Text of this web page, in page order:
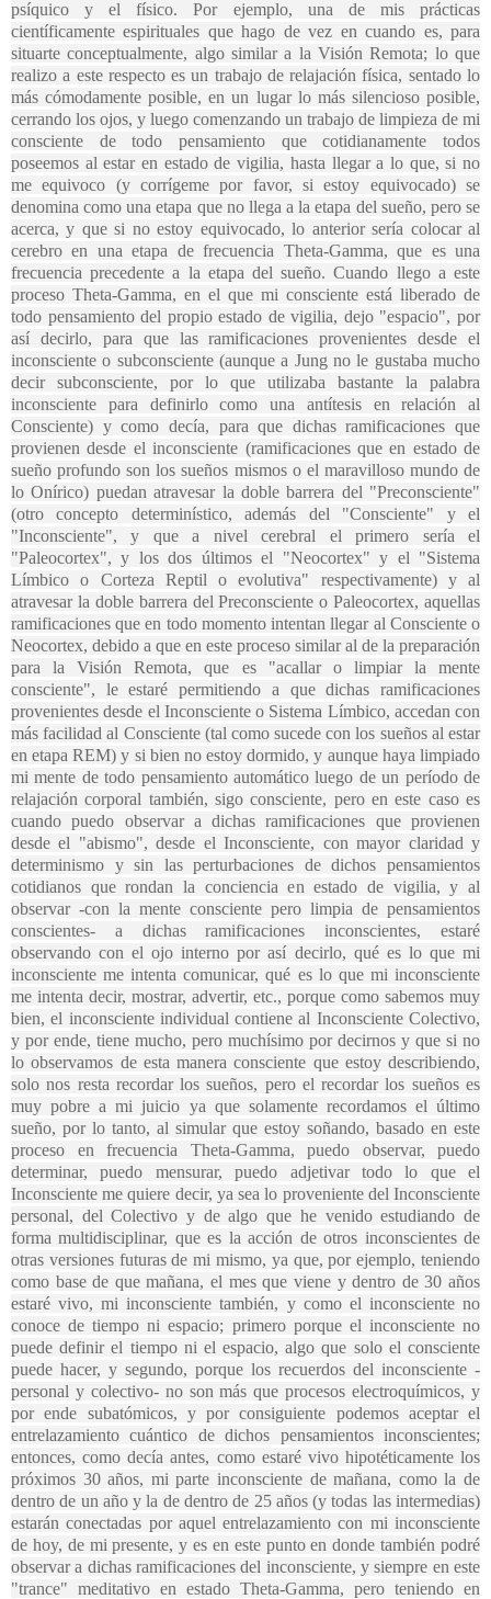
psíquico y el físico. Por ejemplo, una de mis prácticas
científicamente espirituales que hago de vez en cuando es, para
situarte conceptualmente, algo similar a la Visión Remota; lo que
realizo a este respecto es un trabajo de relajación física, sentado lo
más cómodamente posible, en un lugar lo más silencioso posible,
cerrando los ojos, y luego comenzando un trabajo de limpieza de mi
consciente de todo pensamiento que cotidianamente todos
poseemos al estar en estado de vigilia, hasta llegar a lo que, si no
me equivoco (y corrígeme por favor, si estoy equivocado) se
denomina como una etapa que no llega a la etapa del sueño, pero se
acerca, y que si no estoy equivocado, lo anterior sería colocar al
cerebro en una etapa de frecuencia Theta-Gamma, que es una
frecuencia precedente a la etapa del sueño. Cuando llego a este
proceso Theta-Gamma, en el que mi consciente está liberado de
todo pensamiento del propio estado de vigilia, dejo "espacio", por
así decirlo, para que las ramificaciones provenientes desde el
inconsciente o subconsciente (aunque a Jung no le gustaba mucho
decir subconsciente, por lo que utilizaba bastante la palabra
inconsciente para definirlo como una antítesis en relación al
Consciente) y como decía, para que dichas ramificaciones que
provienen desde el inconsciente (ramificaciones que en estado de
sueño profundo son los sueños mismos o el maravilloso mundo de
lo Onírico) puedan atravesar la doble barrera del "Preconsciente"
(otro concepto determinístico, además del "Consciente" y el
"Inconsciente", y que a nivel cerebral el primero sería el
"Paleocortex", y los dos últimos el "Neocortex" y el "Sistema
Límbico o Corteza Reptil o evolutiva" respectivamente) y al
atravesar la doble barrera del Preconsciente o Paleocortex, aquellas
ramificaciones que en todo momento intentan llegar al Consciente o
Neocortex, debido a que en este proceso similar al de la preparación
para la Visión Remota, que es "acallar o limpiar la mente
consciente", le estaré permitiendo a que dichas ramificaciones
provenientes desde el Inconsciente o Sistema Límbico, accedan con
más facilidad al Consciente (tal como sucede con los sueños al estar
en etapa REM) y si bien no estoy dormido, y aunque haya limpiado
mi mente de todo pensamiento automático luego de un período de
relajación corporal también, sigo consciente, pero en este caso es
cuando puedo observar a dichas ramificaciones que provienen
desde el "abismo", desde el Inconsciente, con mayor claridad y
determinismo y sin las perturbaciones de dichos pensamientos
cotidianos que rondan la conciencia en estado de vigilia, y al
observar -con la mente consciente pero limpia de pensamientos
conscientes- a dichas ramificaciones inconscientes, estaré
observando con el ojo interno por así decirlo, qué es lo que mi
inconsciente me intenta comunicar, qué es lo que mi inconsciente
me intenta decir, mostrar, advertir, etc., porque como sabemos muy
bien, el inconsciente individual contiene al Inconsciente Colectivo,
y por ende, tiene mucho, pero muchísimo por decirnos y que si no
lo observamos de esta manera consciente que estoy describiendo,
solo nos resta recordar los sueños, pero el recordar los sueños es
muy pobre a mi juicio ya que solamente recordamos el último
sueño, por lo tanto, al simular que estoy soñando, basado en este
proceso en frecuencia Theta-Gamma, puedo observar, puedo
determinar, puedo mensurar, puedo adjetivar todo lo que el
Inconsciente me quiere decir, ya sea lo proveniente del Inconsciente
personal, del Colectivo y de algo que he venido estudiando de
forma multidisciplinar, que es la acción de otros inconscientes de
otras versiones futuras de mi mismo, ya que, por ejemplo, teniendo
como base de que mañana, el mes que viene y dentro de 30 años
estaré vivo, mi inconsciente también, y como el inconsciente no
conoce de tiempo ni espacio; primero porque el inconsciente no
puede definir el tiempo ni el espacio, algo que solo el consciente
puede hacer, y segundo, porque los recuerdos del inconsciente -
personal y colectivo- no son más que procesos electroquímicos, y
por ende subatómicos, y por consiguiente podemos aceptar el
entrelazamiento cuántico de dichos pensamientos inconscientes;
entonces, como decía antes, como estaré vivo hipotéticamente los
próximos 30 años, mi parte inconsciente de mañana, como la de
dentro de un año y la de dentro de 25 años (y todas las intermedias)
estarán conectadas por aquel entrelazamiento con mi inconsciente
de hoy, de mi presente, y es en este punto en donde también podré
observar a dichas ramificaciones del inconsciente, y siempre en este
"trance" meditativo en estado Theta-Gamma, pero teniendo en